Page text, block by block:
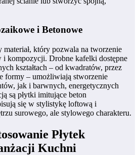
i Betonowe
który pozwala na tworzenie
kompozycji. Drobne kafelki dostępne
kształtach – od kwadratów, przez
formy – umożliwiają stworzenie
jak i barwnych, energetycznych
są płytki imitujące beton
się w stylistykę loftową i
surowego, ale stylowego charakteru.
Płytek
Kuchni